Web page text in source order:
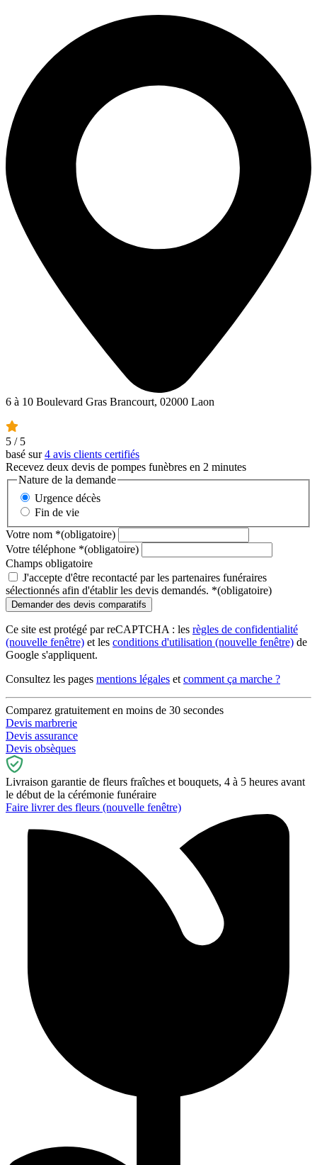
6 à 10 Boulevard Gras Brancourt, 02000 Laon
5 / 5
basé sur4 avis clients certifiés
Recevez deux devis de pompes funèbres en 2 minutes
Nature de la demande
Urgence décès
Fin de vie
Votre nom *(obligatoire)
Votre téléphone *(obligatoire)
Champs obligatoire
J'accepte d'être recontacté par les partenaires funéraires
sélectionnés afin d'établir les devis demandés. *(obligatoire)
Ce site est protégé par reCAPTCHA : les règles de confidentialité
(nouvelle fenêtre) et les conditions d'utilisation (nouvelle fenêtre) de
Google s'appliquent.
Consultez les pages mentions légales et comment ça marche ?
Comparez gratuitement en moins de 30 secondes
Devis marbrerie
Devis assurance
Devis obsèques
Livraison garantie de fleurs fraîches et bouquets, 4 à 5 heures avant
le début de la cérémonie funéraire
Faire livrer des fleurs (nouvelle fenêtre)